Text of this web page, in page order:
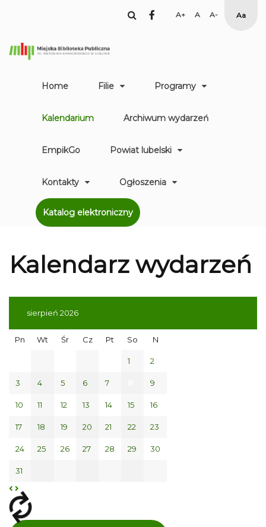
facebook
Set Set
Smaller
High
Home Filie Programy
Kalendarium Archiwum wydarzeń
EmpikGo Powiat lubelski
Kontakty Ogłoszenia
Katalog elektroniczny
Kalendarz wydarzeń
sierpień 2026
Pn Wt Śr Cz Pt So N
1 2
3 4 5 6 7 9
10 11 12 13 14 15 16
17 18 19 20 21 22 23
24 25 26 27 28 29 30
31